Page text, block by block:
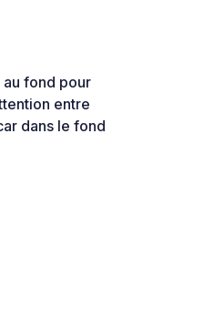
fond pour
entre
dans le fond